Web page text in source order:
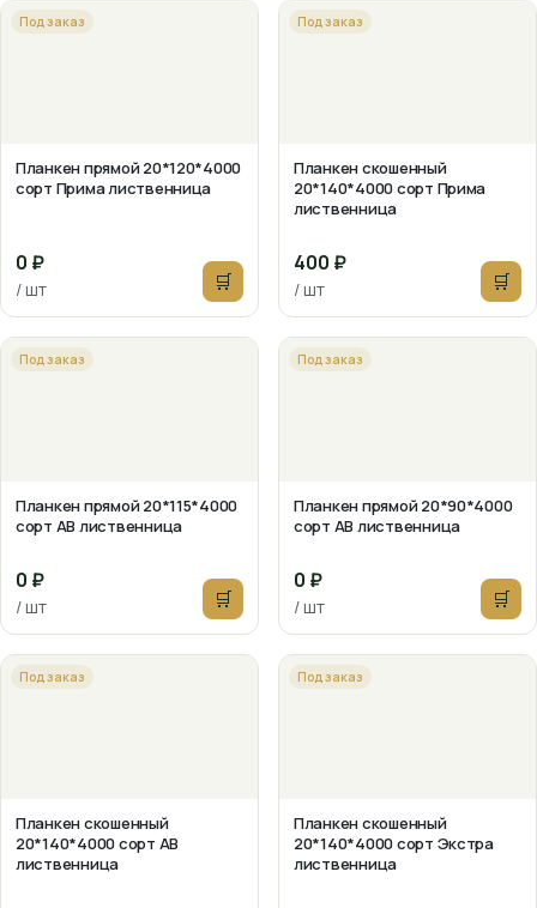
Под заказ
Планкен прямой 20*120*4000
сорт Прима лиственница
0 ₽
/ шт 🛒
Под заказ
Планкен скошенный
20*140*4000 сорт Прима
лиственница
400 ₽
/ шт 🛒
Под заказ
Планкен прямой 20*115*4000
сорт АВ лиственница
0 ₽
/ шт 🛒
Под заказ
Планкен прямой 20*90*4000
сорт АВ лиственница
0 ₽
/ шт 🛒
Под заказ
Планкен скошенный
20*140*4000 сорт АВ
лиственница
Под заказ
Планкен скошенный
20*140*4000 сорт Экстра
лиственница